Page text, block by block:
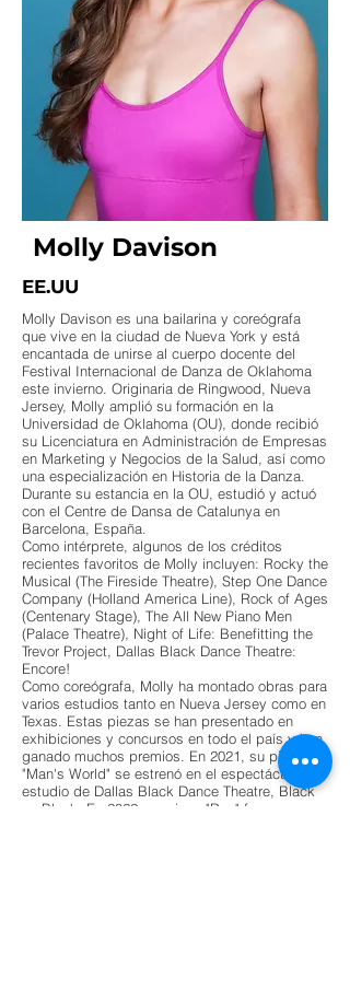
Molly Davison
EE.UU
Molly Davison es una bailarina y coreógrafa
que vive en la ciudad de Nueva York y está
encantada de unirse al cuerpo docente del
Festival Internacional de Danza de Oklahoma
este invierno. Originaria de Ringwood, Nueva
Jersey, Molly amplió su formación en la
Universidad de Oklahoma (OU), donde recibió
su Licenciatura en Administración de Empresas
en Marketing y Negocios de la Salud, así como
una especialización en Historia de la Danza.
Durante su estancia en la OU, estudió y actuó
con el Centre de Dansa de Catalunya en
Barcelona, España.
Como intérprete, algunos de los créditos
recientes favoritos de Molly incluyen: Rocky the
Musical (The Fireside Theatre), Step One Dance
Company (Holland America Line), Rock of Ages
(Centenary Stage), The All New Piano Men
(Palace Theatre), Night of Life: Benefitting the
Trevor Project, Dallas Black Dance Theatre:
Encore!
Como coreógrafa, Molly ha montado obras para
varios estudios tanto en Nueva Jersey como en
Texas. Estas piezas se han presentado en
exhibiciones y concursos en todo el país y han
ganado muchos premios. En 2021, su pieza
"Man's World" se estrenó en el espectáculo en
estudio de Dallas Black Dance Theatre, Black
on Black. En 2022, su pieza "Run" fue